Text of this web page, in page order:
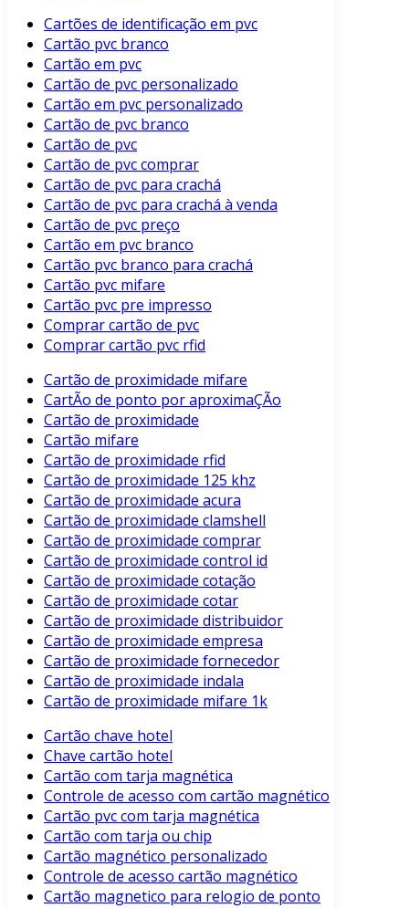
Cartões de identificação em pvc
Cartão pvc branco
Cartão em pvc
Cartão de pvc personalizado
Cartão em pvc personalizado
Cartão de pvc branco
Cartão de pvc
Cartão de pvc comprar
Cartão de pvc para crachá
Cartão de pvc para crachá à venda
Cartão de pvc preço
Cartão em pvc branco
Cartão pvc branco para crachá
Cartão pvc mifare
Cartão pvc pre impresso
Comprar cartão de pvc
Comprar cartão pvc rfid
Cartão de proximidade mifare
CartÃo de ponto por aproximaÇÃo
Cartão de proximidade
Cartão mifare
Cartão de proximidade rfid
Cartão de proximidade 125 khz
Cartão de proximidade acura
Cartão de proximidade clamshell
Cartão de proximidade comprar
Cartão de proximidade control id
Cartão de proximidade cotação
Cartão de proximidade cotar
Cartão de proximidade distribuidor
Cartão de proximidade empresa
Cartão de proximidade fornecedor
Cartão de proximidade indala
Cartão de proximidade mifare 1k
Cartão chave hotel
Chave cartão hotel
Cartão com tarja magnética
Controle de acesso com cartão magnético
Cartão pvc com tarja magnética
Cartão com tarja ou chip
Cartão magnético personalizado
Controle de acesso cartão magnético
Cartão magnetico para relogio de ponto